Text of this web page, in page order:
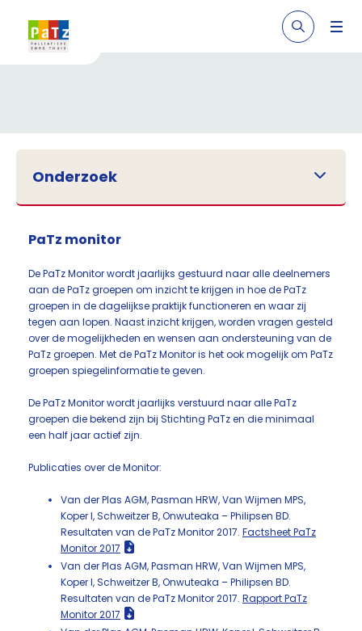
Onderzoek
PaTz monitor
De PaTz Monitor wordt jaarlijks gestuurd naar alle deelnemers
aan de PaTz groepen om inzicht te krijgen in hoe de PaTz
groepen in de dagelijkse praktijk functioneren en waar zij
tegen aan lopen. Naast inzicht krijgen, worden vragen gesteld
over de mogelijkheden en wensen aan ondersteuning van de
PaTz groepen. Met de PaTz Monitor is het ook mogelijk om PaTz
groepen spiegelinformatie te geven.
De PaTz Monitor wordt jaarlijks verstuurd naar alle PaTz
groepen die bekend zijn bij Stichting PaTz en die minimaal
een half jaar actief zijn.
Publicaties over de Monitor:
Van der Plas AGM, Pasman HRW, Van Wijmen MPS,
Koper I, Schweitzer B, Onwuteaka – Philipsen BD.
Resultaten van de PaTz Monitor 2017. Factsheet PaTz
Monitor 2017
Van der Plas AGM, Pasman HRW, Van Wijmen MPS,
Koper I, Schweitzer B, Onwuteaka – Philipsen BD.
Resultaten van de PaTz Monitor 2017. Rapport PaTz
Monitor 2017